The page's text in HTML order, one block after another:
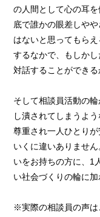
の人間として心の耳
底で誰かの眼差しや
はないと思ってもら
するなかで、もしか
対話することができる
そして相談員活動の
し潰されてしまうよ
尊重され一人ひとり
いくに違いありませ
いをお持ちの方に、1
い社会づくりの輪に
※実際の相談員の声は